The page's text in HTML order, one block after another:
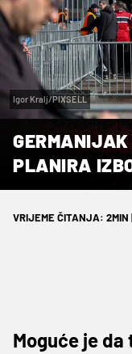
Igor Kralj/PIXSELL
PLANIRA
VRIJEME ČITANJA:
Moguće je da